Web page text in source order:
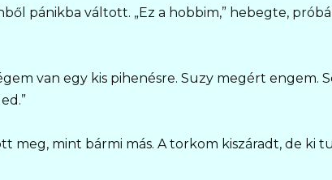
pánikba váltott. „Ez a hobbim,” hebegte,
van egy kis pihenésre. Suzy megért engem.
meg, mint bármi más. A torkom kiszáradt, de ki